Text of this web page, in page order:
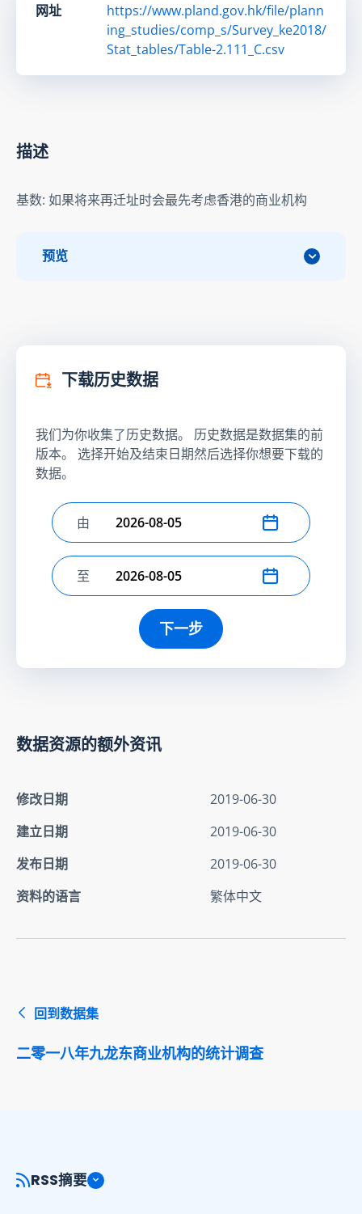
网址
https://www.pland.gov.hk/file/plann
ing_studies/comp_s/Survey_ke2018/
Stat_tables/Table-2.111_C.csv
描述
基数: 如果将来再迁址时会最先考虑香港的商业机构
预览
下载历史数据
我们为你收集了历史数据。 历史数据是数据集的前
版本。 选择开始及结束日期然后选择你想要下载的
数据。
选择开始日期
由
选择结束日期
至
下一步
数据资源的额外资讯
修改日期
2019-06-30
建立日期
2019-06-30
发布日期
2019-06-30
资料的语言
繁体中文
回到数据集
二零一八年九龙东商业机构的统计调查
RSS摘要